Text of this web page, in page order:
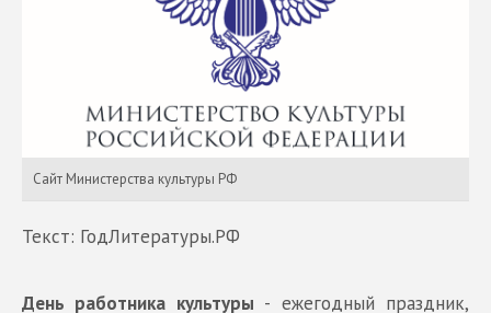
Сайт Министерства культуры РФ
Текст: ГодЛитературы.РФ
День работника культуры - ежегодный праздник,